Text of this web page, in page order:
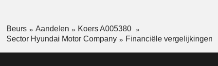
Beurs Aandelen
Koers A005380
Sector Hyundai Motor Company
Financiële vergelijkingen